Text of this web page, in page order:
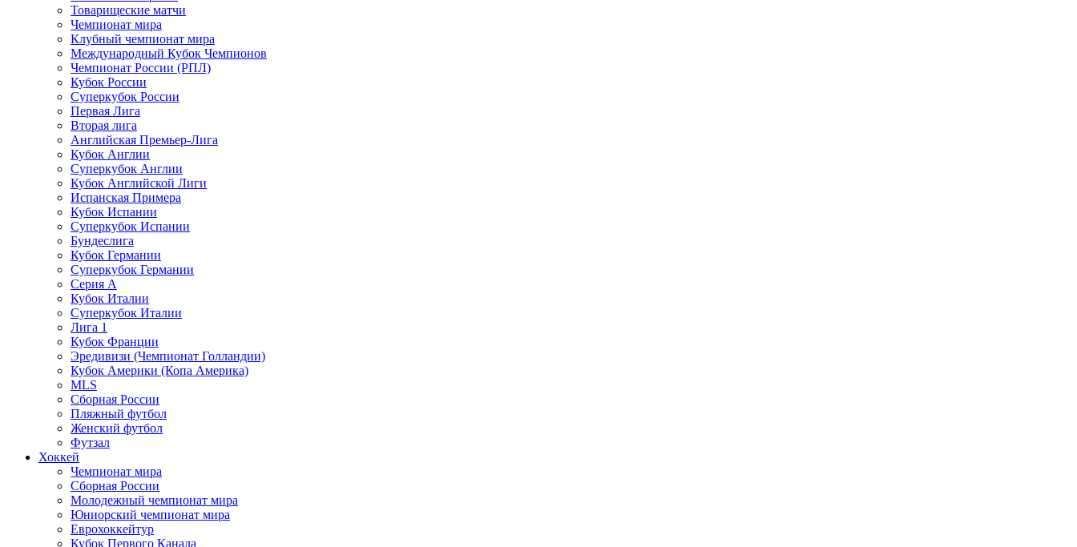
Товарищеские матчи
Чемпионат мира
Клубный чемпионат мира
Международный Кубок Чемпионов
Чемпионат России (РПЛ)
Кубок России
Суперкубок России
Первая Лига
Вторая лига
Английская Премьер-Лига
Кубок Англии
Суперкубок Англии
Кубок Английской Лиги
Испанская Примера
Кубок Испании
Суперкубок Испании
Бундеслига
Кубок Германии
Суперкубок Германии
Серия А
Кубок Италии
Суперкубок Италии
Лига 1
Кубок Франции
Эредивизи (Чемпионат Голландии)
Кубок Америки (Копа Америка)
MLS
Сборная России
Пляжный футбол
Женский футбол
Футзал
Хоккей
Чемпионат мира
Сборная России
Молодежный чемпионат мира
Юниорский чемпионат мира
Еврохоккейтур
Кубок Первого Канала